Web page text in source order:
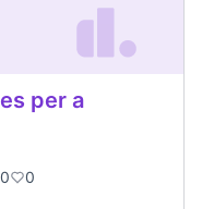
per a
0 0